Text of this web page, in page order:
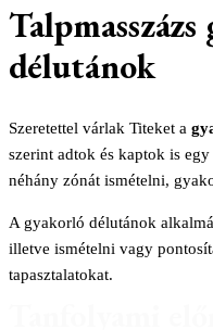
délutánok
Szeretettel várlak Titeket a
szerint adtok és kaptok is
néhány zónát ismételni,
A gyakorló délutánok
illetve ismételni vagy
tapasztalatokat.